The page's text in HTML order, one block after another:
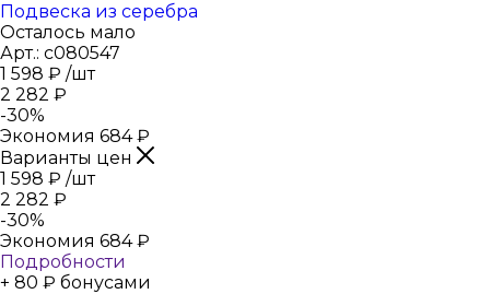
Подвеска из серебра
Осталось мало
Арт.: с080547
1 598 ₽ /шт
2 282 ₽
-30%
Экономия 684₽
Варианты цен
1 598 ₽ /шт
2 282 ₽
-30%
Экономия 684₽
Подробности
+ 80 ₽ бонусами